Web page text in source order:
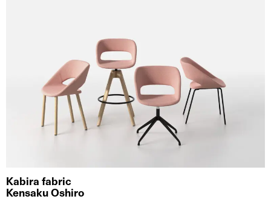
Kabira fabric
Kensaku Oshiro